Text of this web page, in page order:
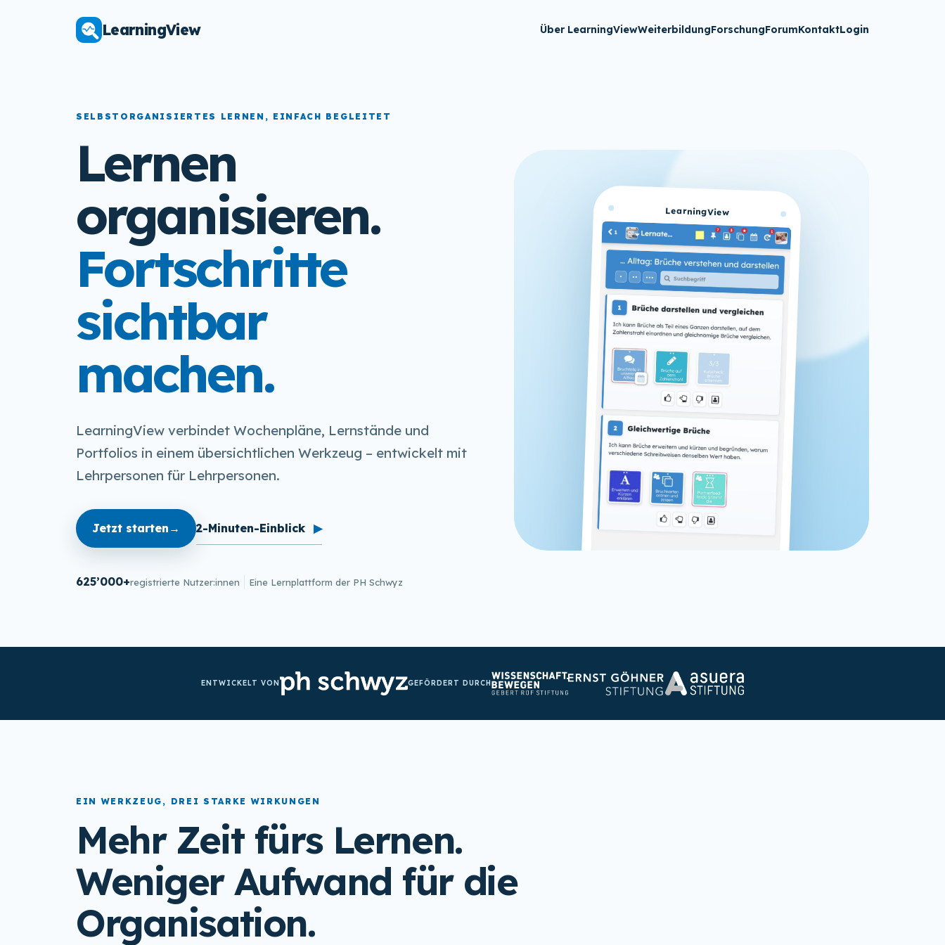
LearningView Über LearningViewWeiterbildungForschungForumKontaktLogin
SELBSTORGANISIERTES LERNEN, EINFACH BEGLEITET
Lernen
organisieren.
Fortschritte
sichtbar
machen.
LearningView verbindet Wochenpläne, Lernstände und
Portfolios in einem übersichtlichen Werkzeug – entwickelt mit
Lehrpersonen für Lehrpersonen.
Jetzt starten → 2-Minuten-Einblick ▶
625’000+registrierte Nutzer:innen Eine Lernplattform der PH Schwyz
LearningView
ENTWICKELT VON GEFÖRDERT DURCH
EIN WERKZEUG, DREI STARKE WIRKUNGEN
Mehr Zeit fürs Lernen.
Weniger Aufwand für die
Organisation.